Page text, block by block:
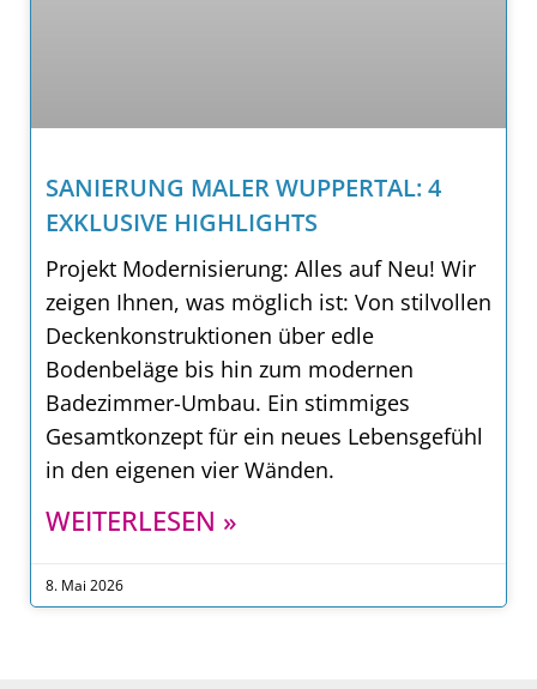
SANIERUNG MALER WUPPERTAL: 4
EXKLUSIVE HIGHLIGHTS
Projekt Modernisierung: Alles auf Neu! Wir
zeigen Ihnen, was möglich ist: Von stilvollen
Deckenkonstruktionen über edle
Bodenbeläge bis hin zum modernen
Badezimmer-Umbau. Ein stimmiges
Gesamtkonzept für ein neues Lebensgefühl
in den eigenen vier Wänden.
WEITERLESEN »
8. Mai 2026